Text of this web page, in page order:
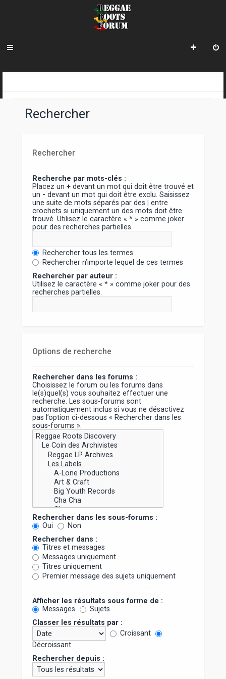
Rechercher
Rechercher
Recherche par mots-clés :
Placez un +devant un mot qui doit être trouvé et
un - devant un mot qui doit être exclu. Saisissez
une suite de mots séparés par des | entre
crochets si uniquement un des mots doit être
trouvé. Utilisez le caractère « * » comme joker
pour des recherches partielles.
Rechercher tous les termes
Rechercher n’importe lequel de ces termes
Rechercher par auteur :
Utilisez le caractère « * » comme joker pour des
recherches partielles.
Options de recherche
Rechercher dans les forums :
Choisissez le forum ou les forums dans
le(s)quel(s) vous souhaitez effectuer une
recherche. Les sous-forums sont
automatiquement inclus si vous ne désactivez
pas l’option ci-dessous « Rechercher dans les
sous-forums ».
Rechercher dans les sous-forums :
Oui
Non
Rechercher dans :
Titres et messages
Messages uniquement
Titres uniquement
Premier message des sujets uniquement
Afficher les résultats sous forme de :
Messages
Sujets
Classer les résultats par :
Croissant
Décroissant
Rechercher depuis :